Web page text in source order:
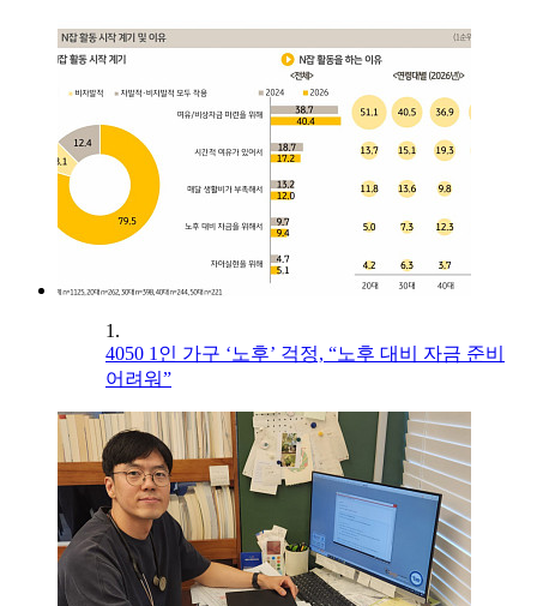
1.
4050 1인 가구 ‘노후’ 걱정, “노후 대비 자금 준비
어려워”